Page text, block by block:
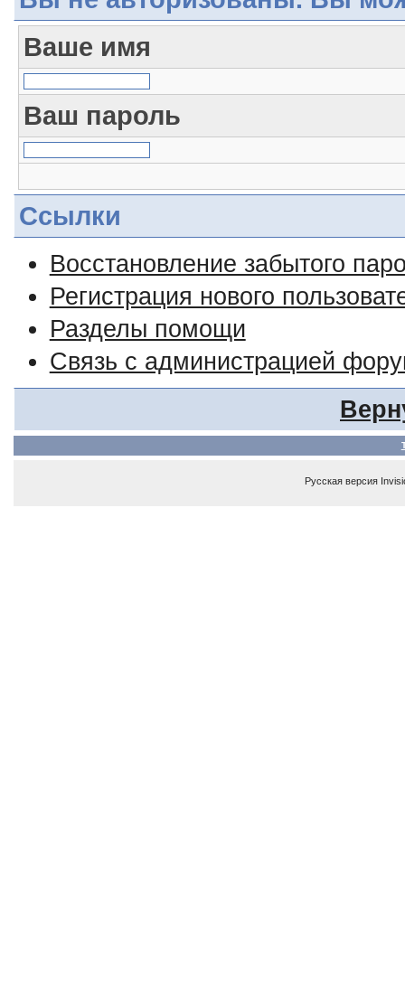
Ваше имя
Ваш пароль
Ссылки
Восстановление забытого
Регистрация нового
Разделы помощи
Связь с администрацией
Русская версия